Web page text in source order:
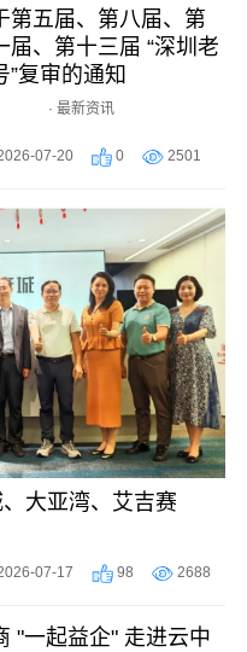
第五届、第八届、第
届、第十三届 “深圳老
”复审的通知
·最新资讯
07-20 0 2501
大亚湾、艾吉赛
07-17 98 2688
"一起益企" 走进云中